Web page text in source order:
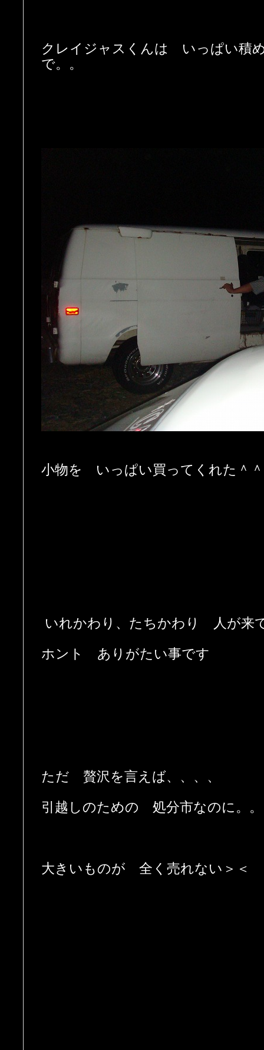
クレイジャスくんは いっぱい積
で。。
小物を いっぱい買ってくれた＾＾
いれかわり、たちかわり 人が来
ホント ありがたい事です
ただ 贅沢を言えば、、、、
引越しのための 処分市なのに。
大きいものが 全く売れない＞＜